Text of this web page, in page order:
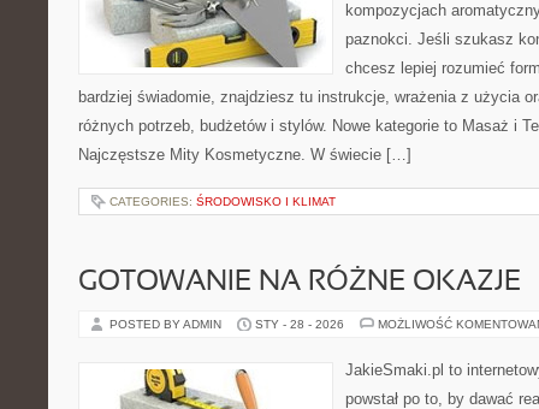
kompozycjach
paznokci. Jeśli szukasz
chcesz lepiej rozumieć
bardziej świadomie, znajdziesz tu instrukcje, wrażenia z użycia
różnych potrzeb, budżetów i stylów. Nowe kategorie to Masaż i
Najczęstsze Mity Kosmetyczne. W świecie […]
CATEGORIES: ŚRODOWISKO I KLIMAT
GOTOWANIE NA RÓŻNE OKAZJE
POSTED BY ADMIN STY - 28 - 2026 MOŻLIWOŚĆ
JakieSmaki.pl to
powstał po to, by dawać